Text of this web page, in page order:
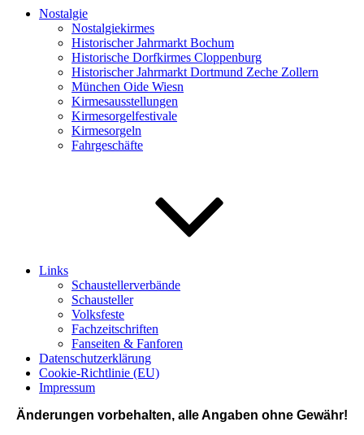
Nostalgie
Nostalgiekirmes
Historischer Jahrmarkt Bochum
Historische Dorfkirmes Cloppenburg
Historischer Jahrmarkt Dortmund Zeche Zollern
München Oide Wiesn
Kirmesausstellungen
Kirmesorgelfestivale
Kirmesorgeln
Fahrgeschäfte
Links
Schaustellerverbände
Schausteller
Volksfeste
Fachzeitschriften
Fanseiten & Fanforen
Datenschutzerklärung
Cookie-Richtlinie (EU)
Impressum
Änderungen vorbehalten, alle Angaben ohne Gewähr!